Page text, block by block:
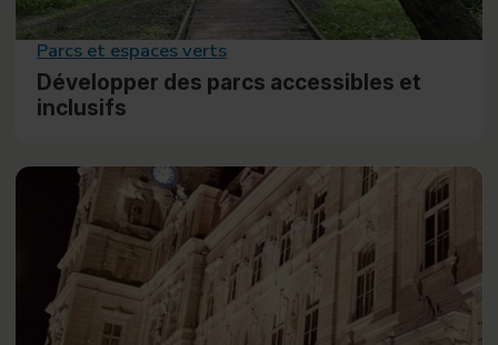
Parcs et espaces verts
Développer des parcs accessibles et
inclusifs